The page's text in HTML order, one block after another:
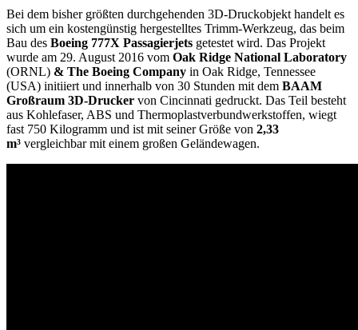
Bei dem bisher größten durchgehenden 3D-Druckobjekt handelt es
sich um ein kostengünstig hergestelltes Trimm-Werkzeug, das beim
Bau des Boeing 777X Passagierjets getestet wird. Das Projekt
wurde am 29. August 2016 vom Oak Ridge National Laboratory
(ORNL) & The Boeing Company in Oak Ridge, Tennessee
(USA) initiiert und innerhalb von 30 Stunden mit dem BAAM
Großraum 3D-Drucker von Cincinnati gedruckt. Das Teil besteht
aus Kohlefaser, ABS und Thermoplastverbundwerkstoffen, wiegt
fast 750 Kilogramm und ist mit seiner Größe von 2,33
m³ vergleichbar mit einem großen Geländewagen.